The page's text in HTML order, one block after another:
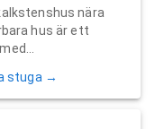
nära
hus är ett
stuga →